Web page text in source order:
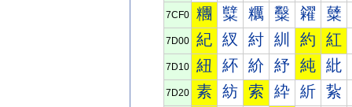
7CF0 糰 糱 糲 糳 糴 糵
7D00 紀 紁 紂 紃 約 紅
7D10 紐 紑 紒 紓 純 紕
7D20 素 紡 索 紣 紤 紥